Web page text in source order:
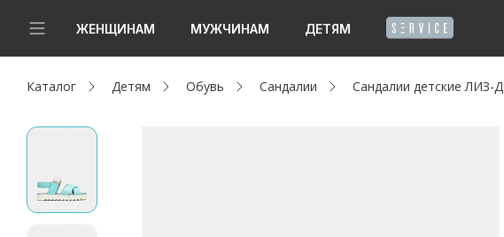
ЖЕНЩИНАМ МУЖЧИНАМ ДЕТЯМ
Новинки
Женщинам
Каталог Детям Обувь Сандалии Сандалии детские ЛИЗ-Д